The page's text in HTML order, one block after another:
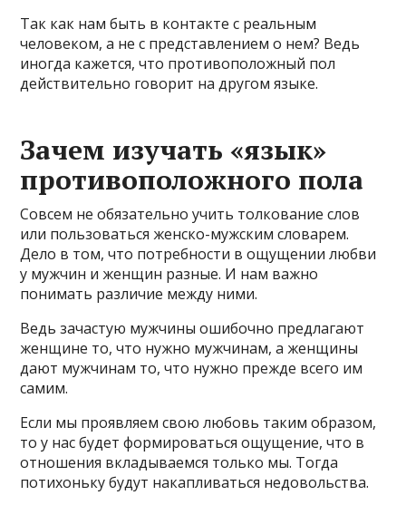
Так как нам быть в контакте с реальным
человеком, а не с представлением о нем? Ведь
иногда кажется, что противоположный пол
действительно говорит на другом языке.
Зачем изучать «язык»
противоположного пола
Совсем не обязательно учить толкование слов
или пользоваться женско-мужским словарем.
Дело в том, что потребности в ощущении любви
у мужчин и женщин разные. И нам важно
понимать различие между ними.
Ведь зачастую мужчины ошибочно предлагают
женщине то, что нужно мужчинам, а женщины
дают мужчинам то, что нужно прежде всего им
самим.
Если мы проявляем свою любовь таким образом,
то у нас будет формироваться ощущение, что в
отношения вкладываемся только мы. Тогда
потихоньку будут накапливаться недовольства.